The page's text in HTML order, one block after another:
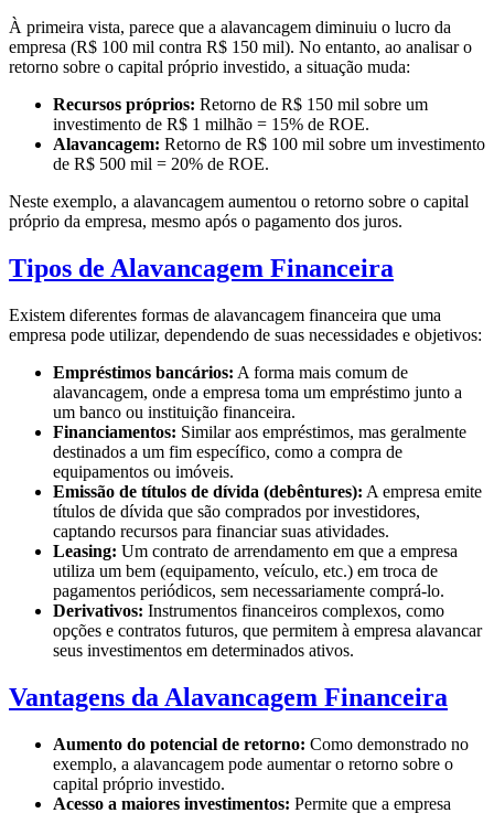
À primeira vista, parece que a alavancagem diminuiu o lucro da
empresa (R$ 100 mil contra R$ 150 mil). No entanto, ao analisar o
retorno sobre o capital próprio investido, a situação muda:
Recursos próprios: Retorno de R$ 150 mil sobre um
investimento de R$ 1 milhão = 15% de ROE.
Alavancagem: Retorno de R$ 100 mil sobre um investimento
de R$ 500 mil = 20% de ROE.
Neste exemplo, a alavancagem aumentou o retorno sobre o capital
próprio da empresa, mesmo após o pagamento dos juros.
Tipos de Alavancagem Financeira
Existem diferentes formas de alavancagem financeira que uma
empresa pode utilizar, dependendo de suas necessidades e objetivos:
Empréstimos bancários: A forma mais comum de
alavancagem, onde a empresa toma um empréstimo junto a
um banco ou instituição financeira.
Financiamentos: Similar aos empréstimos, mas geralmente
destinados a um fim específico, como a compra de
equipamentos ou imóveis.
Emissão de títulos de dívida (debêntures): A empresa emite
títulos de dívida que são comprados por investidores,
captando recursos para financiar suas atividades.
Leasing: Um contrato de arrendamento em que a empresa
utiliza um bem (equipamento, veículo, etc.) em troca de
pagamentos periódicos, sem necessariamente comprá-lo.
Derivativos: Instrumentos financeiros complexos, como
opções e contratos futuros, que permitem à empresa alavancar
seus investimentos em determinados ativos.
Vantagens da Alavancagem Financeira
Aumento do potencial de retorno: Como demonstrado no
exemplo, a alavancagem pode aumentar o retorno sobre o
capital próprio investido.
Acesso a maiores investimentos: Permite que a empresa